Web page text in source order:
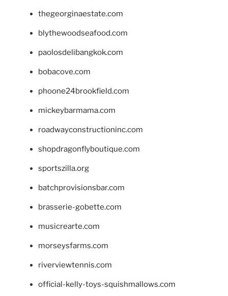
thegeorginaestate.com
blythewoodseafood.com
paolosdelibangkok.com
bobacove.com
phoone24brookfield.com
mickeybarmama.com
roadwayconstructioninc.com
shopdragonflyboutique.com
sportszilla.org
batchprovisionsbar.com
brasserie-gobette.com
musicrearte.com
morseysfarms.com
riverviewtennis.com
official-kelly-toys-squishmallows.com